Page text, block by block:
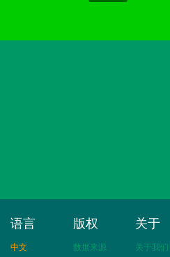
语言
中文
版权
数据来源
关于
关于我们